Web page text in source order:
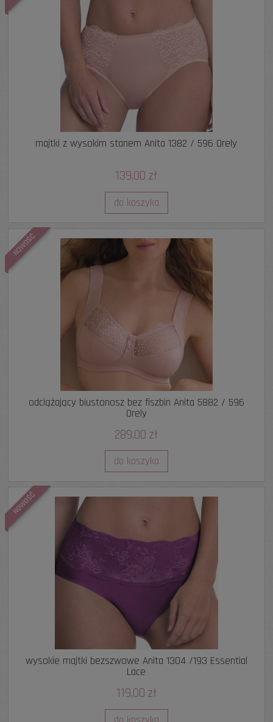
majtki z wysokim stanem Anita 1382 / 596 Orely
139,00 zł
do koszyka
odciążający biustonosz bez fiszbin Anita 5882 / 596
Orely
289,00 zł
do koszyka
NOWOŚĆ
wysokie majtki bezszwowe Anita 1304 /193 Essential
Lace
119,00 zł
NOWOŚĆ